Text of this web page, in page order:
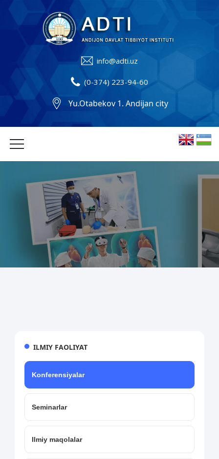
info@adti.uz
(0-374) 223-94-60
Yu.Otabekov 1. Andijan city
ILMIY FAOLIYAT
Konferensiyalar
Seminarlar
Ilmiy maqolalar